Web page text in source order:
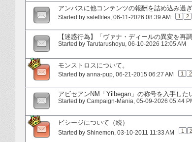
アンバスに他コンテンツの報酬を詰め込み過ぎ
Started by satellites‎, 06-11-2026 08:39 AM 1 2
【迷惑行為】「ヴァナ・ディールの異変を再
Started by Tarutarushoyu‎, 06-10-2026 12:05 AM
モンストロスについて。
Started by anna-pup‎, 06-21-2015 06:27 AM 1 2
アビセアンNM「Yilbegan」の称号を入手し
Started by Campaign-Mania‎, 05-09-2026 05:44
ビシージについて（続）
Started by Shinemon‎, 03-10-2011 11:33 AM 1 2